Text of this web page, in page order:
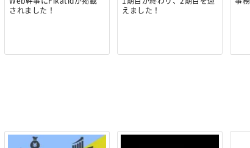
されました！
えました！